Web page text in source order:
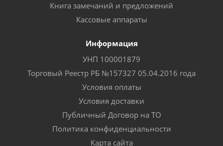
Книга замечаний и предложений
Кассовые аппараты
Информация
УНП 100001879
Торговый Реестр РБ №157327 05.04.2016 года
Условия оплаты
Условия доставки
Публичный Договор на ТО
Политика конфиденциальности
Карта сайта